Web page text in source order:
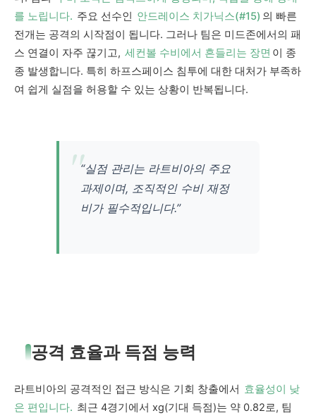
를 노립니다. 주요 선수인 안드레이스 치가닉스(#15) 의 빠른
전개는 공격의 시작점이 됩니다. 그러나 팀은 미드존에서의 패
스 연결이 자주 끊기고, 세컨볼 수비에서 흔들리는 장면 이 종
종 발생합니다. 특히 하프스페이스 침투에 대한 대처가 부족하
여 쉽게 실점을 허용할 수 있는 상황이 반복됩니다.
“실점 관리는 라트비아의 주요
과제이며, 조직적인 수비 재정
비가 필수적입니다.”
공격 효율과 득점 능력
라트비아의 공격적인 접근 방식은 기회 창출에서 효율성이 낮
은 편입니다. 최근 4경기에서 xg(기대 득점)는 약 0.82로, 팀